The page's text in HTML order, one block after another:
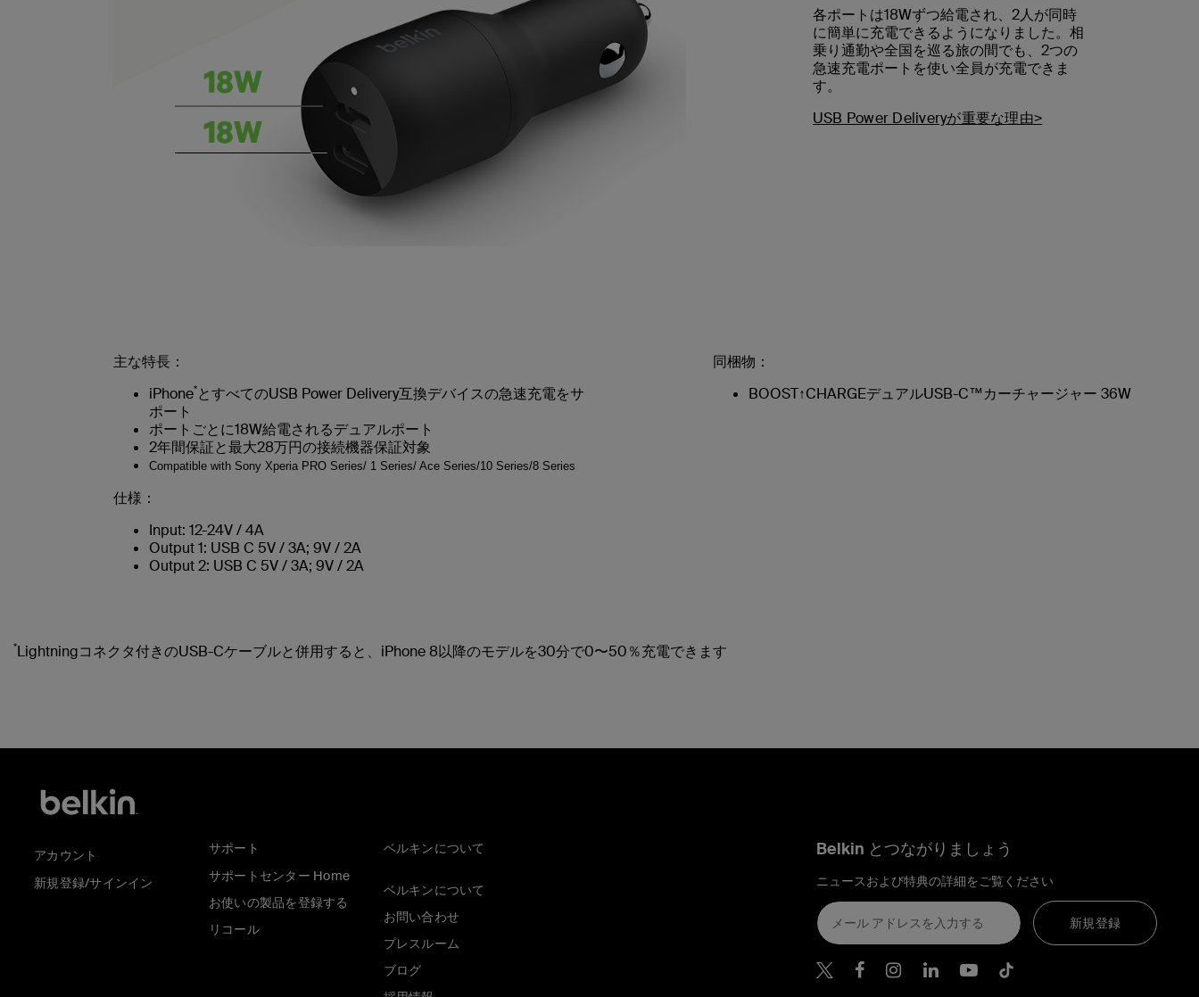
各ポートは18Wずつ給電され、2人が同時
に簡単に充電できるようになりました。相
乗り通勤や全国を巡る旅の間でも、2つの
急速充電ポートを使い全員が充電できま
す。
USB Power Deliveryが重要な理由>
主な特長：
iPhone*とすべてのUSB Power Delivery互換デバイスの急速充電をサ
ポート
ポートごとに18W給電されるデュアルポート
2年間保証と最大28万円の接続機器保証対象
Compatible with Sony Xperia PRO Series/ 1 Series/ Ace Series/10 Series/8 Series
仕様：
Input: 12-24V / 4A
Output 1: USB C 5V / 3A; 9V / 2A
Output 2: USB C 5V / 3A; 9V / 2A
同梱物：
BOOST↑CHARGEデュアルUSB-C™カーチャージャー 36W
*Lightningコネクタ付きのUSB-Cケーブルと併用すると、iPhone 8以降のモデルを30分で0〜50％充電できます
アカウント
新規登録/サインイン
サポート
サポートセンター Home
お使いの製品を登録する
リコール
ベルキンについて
ベルキンについて
お問い合わせ
プレスルーム
ブログ
Belkin とつながりましょう
ニュースおよび特典の詳細をご覧ください
新規登録
Belkin Twitter
Belkin Facebook
Belkin Instagram
Belkin LinkedIn
Belkin Youtube
Belkin TikTok